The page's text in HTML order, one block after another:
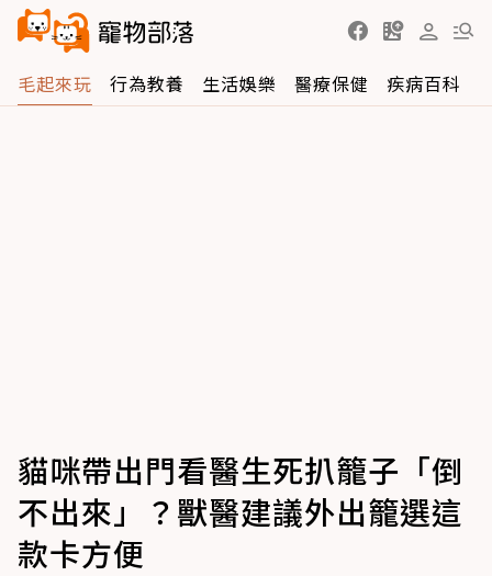
毛起來玩 行為教養 生活娛樂 醫療保健 疾病百科
貓咪帶出門看醫生死扒籠子「倒
不出來」？獸醫建議外出籠選這
款卡方便